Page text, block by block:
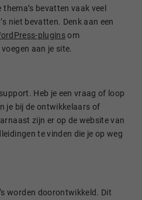
bevatten vaak veel
niet bevatten. Denk aan een
pluginsom
aan je site.
Heb je een vraag of loop
je bij de ontwikkelaars of
zijn er op de website van
te vinden die je op weg
worden doorontwikkeld. Dit